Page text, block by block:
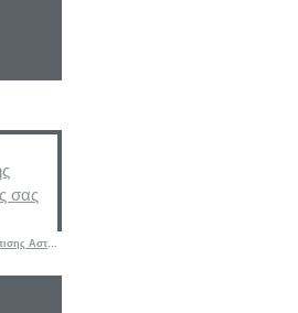
Διακοσμητική μπομπονιέρα βάπτισης Αστέρι με ετικέτα δικής σας επιλογής